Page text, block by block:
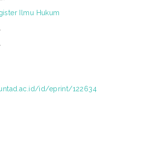
Ilmu Hukum
id/eprint/122634